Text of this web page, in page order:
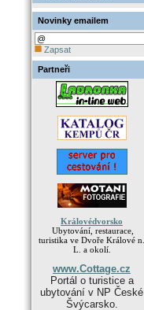
Novinky emailem
Zapsat
Partneři
Královédvorsko
Ubytování, restaurace,
turistika ve Dvoře Králové n.
L. a okolí.
www.Cottage.cz
Portál o turistice a
ubytování v NP České
Švýcarsko.